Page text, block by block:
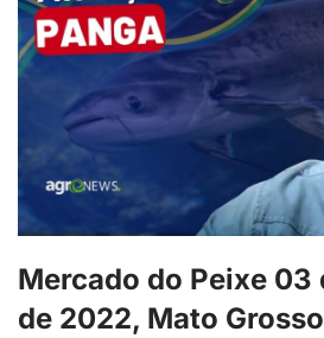
Mercado do Peixe 03
de 2022, Mato